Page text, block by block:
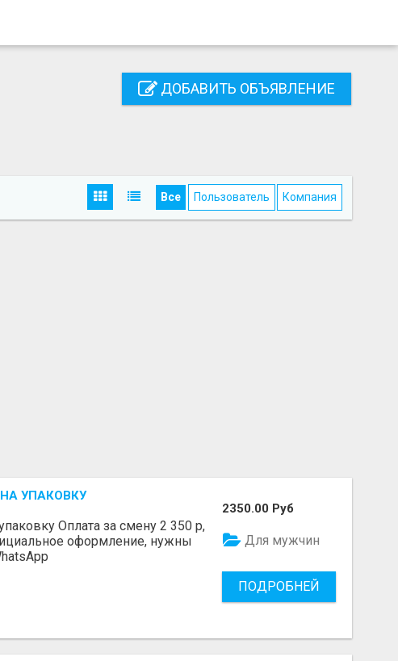
ДОБАВИТЬ ОБЪЯВЛЕНИЕ
Все Пользователь Компания
УПАКОВКУ
Оплата за смену 2 350 р,
оформление, нужны
2350.00 Руб
Для мужчин
ПОДРОБНЕЙ